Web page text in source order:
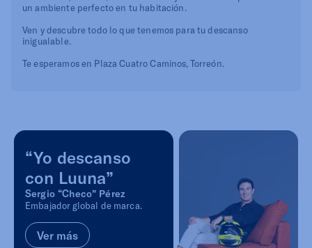
un ambiente perfecto en tu habitación.
Ven y descubre todo lo que tenemos para tu descanso
inigualable.
Te esperamos en Plaza Cuatro Caminos, Torreón.
“Yo descanso
con Luuna”
Sergio “Checo” Pérez
Embajador global de marca.
Ver más